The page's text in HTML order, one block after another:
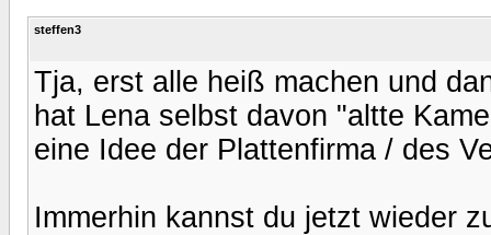
steffen3
Tja, erst alle heiß machen und
hat Lena selbst davon "altte
eine Idee der Plattenfirma / des
Immerhin kannst du jetzt wieder